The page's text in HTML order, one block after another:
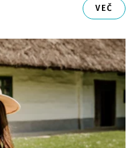
VEČ